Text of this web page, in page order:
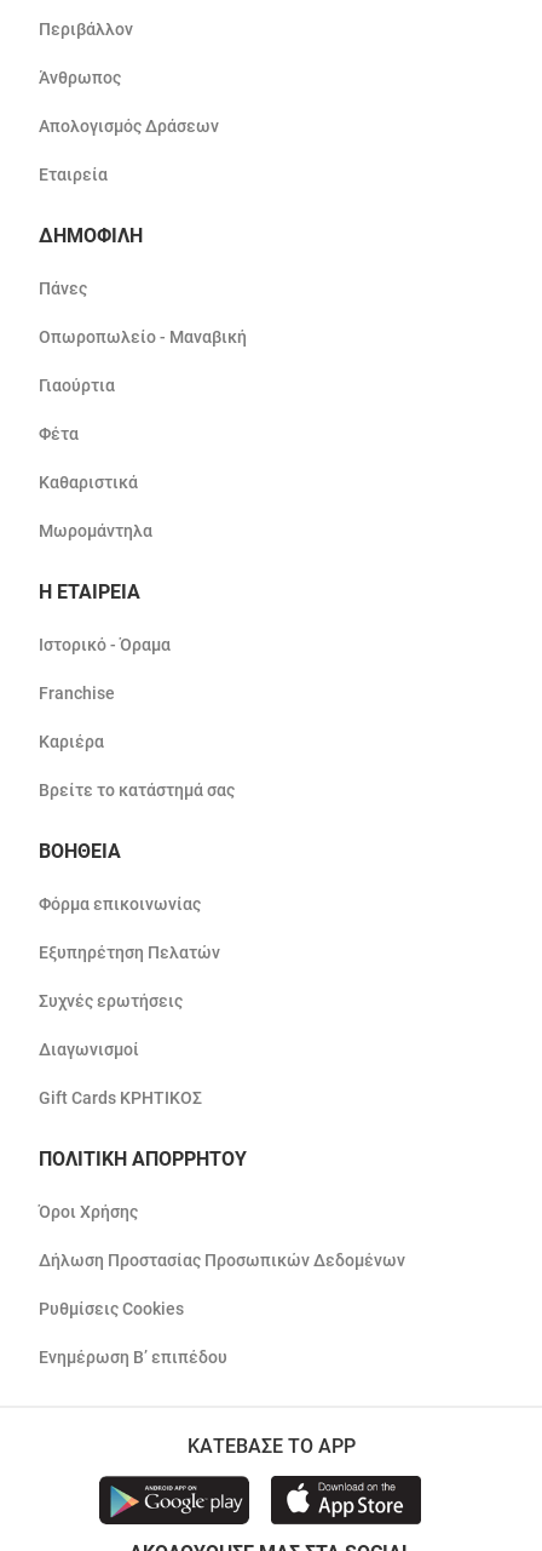
Περιβάλλον
Άνθρωπος
Απολογισμός Δράσεων
Εταιρεία
ΔΗΜΟΦΙΛΗ
Πάνες
Οπωροπωλείο - Μαναβική
Γιαούρτια
Φέτα
Καθαριστικά
Μωρομάντηλα
Η ΕΤΑΙΡΕΙΑ
Ιστορικό - Όραμα
Franchise
Καριέρα
Βρείτε το κατάστημά σας
ΒΟΗΘΕΙΑ
Φόρμα επικοινωνίας
Εξυπηρέτηση Πελατών
Συχνές ερωτήσεις
Διαγωνισμοί
Gift Cards ΚΡΗΤΙΚΟΣ
ΠΟΛΙΤΙΚΗ ΑΠΟΡΡΗΤΟΥ
Όροι Χρήσης
Δήλωση Προστασίας Προσωπικών Δεδομένων
Ρυθμίσεις Cookies
Ενημέρωση Β’ επιπέδου
ΚΑΤΕΒΑΣΕ ΤΟ APP